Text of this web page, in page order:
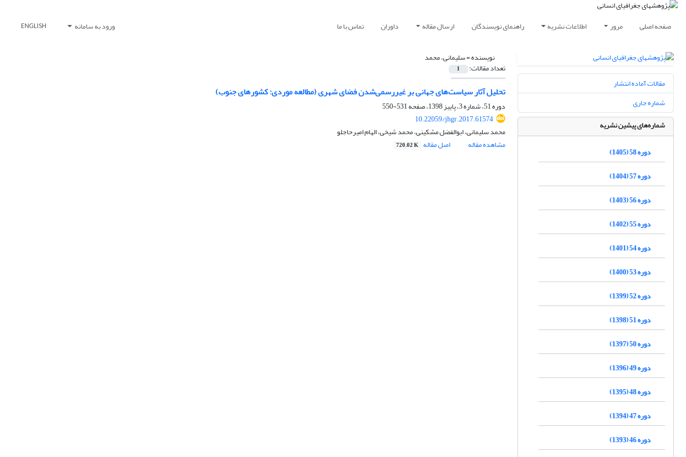
صفحه اصلی مرور اطلاعات نشریه راهنمای نویسندگان ارسال مقاله داوران تماس با ما ورود به سامانه ENGLISH
نویسنده =سلیمانی، محمد
تعداد مقالات: 1
تحلیل آثار سیاست‌های جهانی بر غیررسمی‌شدن فضای شهری (مطالعه موردی: کشورهای جنوب)
دوره 51، شماره 3، پاییز 1398، صفحه
531-550
10.22059/jhgr.2017.61574
محمد سلیمانی، ابوالفضل مشکینی، محمد شیخی، الهام امیرحاجلو
مشاهده مقاله
اصل مقاله 720.02 K
مقالات آماده انتشار
شماره جاری
شماره‌های پیشین نشریه
دوره 58 (1405)
دوره 57 (1404)
دوره 56 (1403)
دوره 55 (1402)
دوره 54 (1401)
دوره 53 (1400)
دوره 52 (1399)
دوره 51 (1398)
دوره 50 (1397)
دوره 49 (1396)
دوره 48 (1395)
دوره 47 (1394)
دوره 46 (1393)